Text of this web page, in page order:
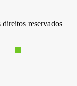
reservados